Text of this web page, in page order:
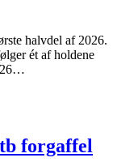
halvdel af 2026.
ét af holdene
forgaffel